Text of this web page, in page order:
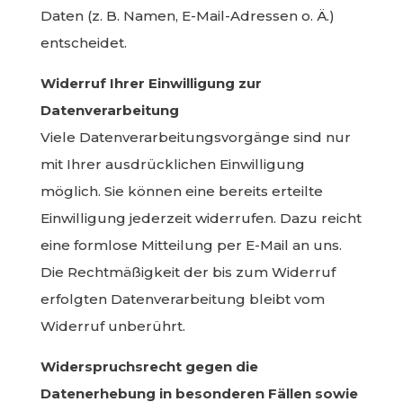
Daten (z. B. Namen, E-Mail-Adressen o. Ä.)
entscheidet.
Widerruf Ihrer Einwilligung zur
Datenverarbeitung
Viele Datenverarbeitungsvorgänge sind nur
mit Ihrer ausdrücklichen Einwilligung
möglich. Sie können eine bereits erteilte
Einwilligung jederzeit widerrufen. Dazu reicht
eine formlose Mitteilung per E-Mail an uns.
Die Rechtmäßigkeit der bis zum Widerruf
erfolgten Datenverarbeitung bleibt vom
Widerruf unberührt.
Widerspruchsrecht gegen die
Datenerhebung in besonderen Fällen sowie